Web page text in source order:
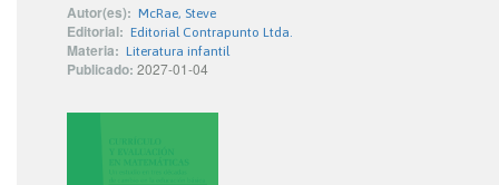
Autor(es): McRae, Steve
Editorial: Editorial Contrapunto Ltda.
Materia: Literatura infantil
Publicado: 2027-01-04